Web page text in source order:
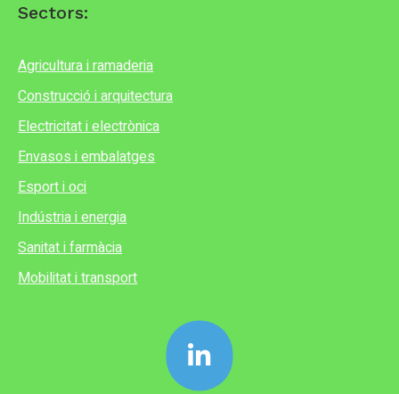
Sectors:
Agricultura i ramaderia
Construcció i arquitectura
Electricitat i electrònica
Envasos i embalatges
Esport i oci
Indústria i energia
Sanitat i farmàcia
Mobilitat i transport